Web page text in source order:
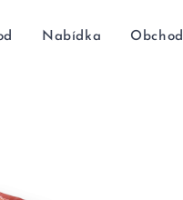
Nabídka Obchod